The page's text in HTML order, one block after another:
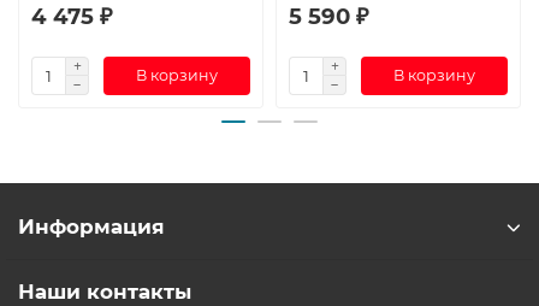
4 475 ₽
В корзину
5 590 ₽
В корзину
Информация
Наши контакты